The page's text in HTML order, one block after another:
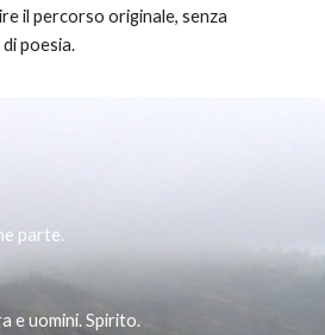
il percorso originale, senza
poesia.
parte.
e uomini. Spirito.